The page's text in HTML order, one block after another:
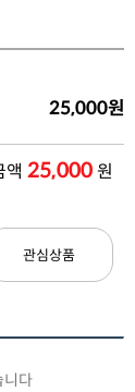
25,000원
액 25,000원
관심상품
니다